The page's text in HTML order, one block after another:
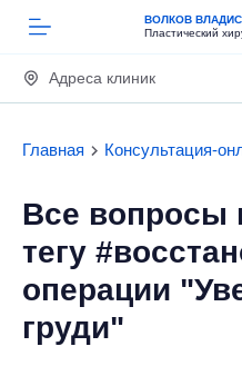
ВОЛКОВ
Пластический
Адреса клиник
Главная Консультация-
Все вопросы
тегу
операции
груди"